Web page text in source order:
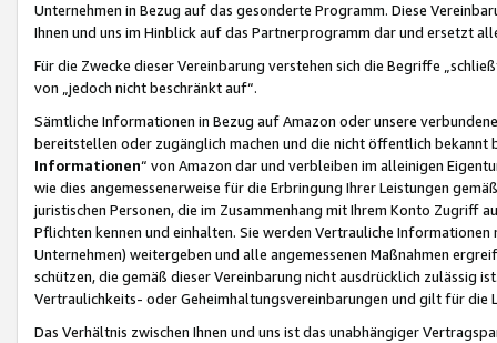
Unternehmen in Bezug auf das gesonderte Programm. Diese
Ihnen und uns im Hinblick auf das Partnerprogramm dar und ersetzt
Für die Zwecke dieser Vereinbarung verstehen sich die Begriffe
von „jedoch nicht beschränkt auf“.
Sämtliche Informationen in Bezug auf Amazon oder unsere
bereitstellen oder zugänglich machen und die nicht öffentlich
Informationen“ von Amazon dar und verbleiben im alleinigen
wie dies angemessenerweise für die Erbringung Ihrer Leistungen
juristischen Personen, die im Zusammenhang mit Ihrem Konto
Pflichten kennen und einhalten. Sie werden Vertrauliche
Unternehmen) weitergeben und alle angemessenen Maßnahmen
schützen, die gemäß dieser Vereinbarung nicht ausdrücklich zulässig
Vertraulichkeits- oder Geheimhaltungsvereinbarungen und gilt für die
Das Verhältnis zwischen Ihnen und uns ist das unabhängiger